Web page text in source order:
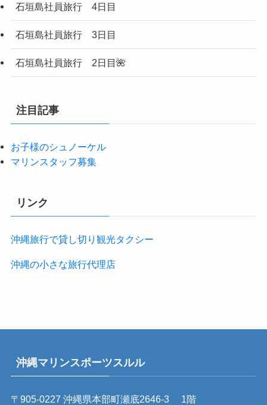
石垣島社員旅行 4日目
石垣島社員旅行 3日目
石垣島社員旅行 2日目🌺
注目記事
お子様のシュノーケル
マリンスタッフ募集
リンク
沖縄旅行で貸し切り観光タクシー
沖縄の小さな旅行代理店
沖縄マリンスポーツスルル
〒905-0227 沖縄県本部町瀬底2646-3 1階